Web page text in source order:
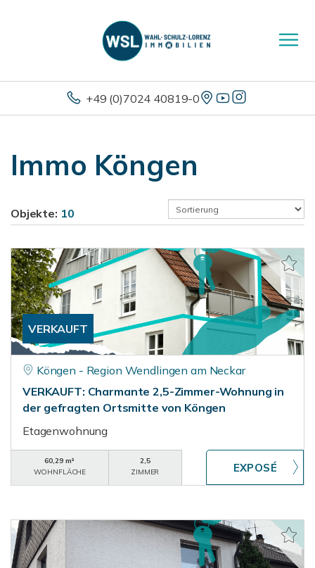
+49 (0)7024 40819-0
Immo Köngen
Objekte: 10
VERKAUFT
Köngen - Region Wendlingen am Neckar
VERKAUFT: Charmante 2,5-Zimmer-Wohnung in
der gefragten Ortsmitte von Köngen
Etagenwohnung
60,29 m²
WOHNFLÄCHE
2,5
ZIMMER